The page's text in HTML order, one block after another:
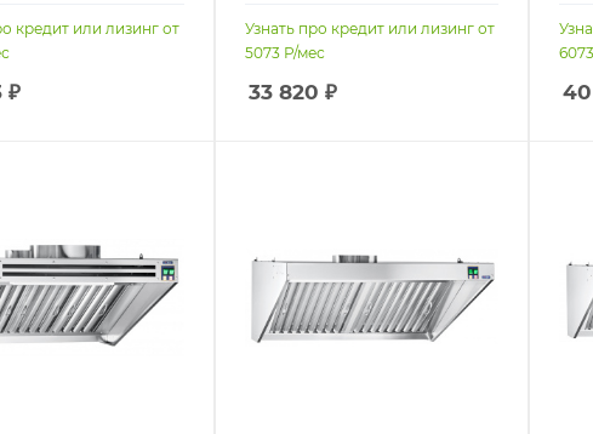
кредит или лизинг от
₽
Узнать про кредит или лизинг от
5073Р/мес
33 820 ₽
6073